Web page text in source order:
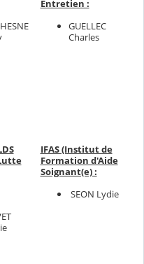
Entretien :
GUELLEC
Charles
IFAS (Institut de
Formation d'Aide
Soignant(e) :
SEON Lydie